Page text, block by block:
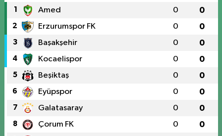
1 Amed 0 0
2 Erzurumspor FK 0 0
3 Başakşehir 0 0
4 Kocaelispor 0 0
5 Beşiktaş 0 0
6 Eyüpspor 0 0
7 Galatasaray 0 0
8 Çorum FK 0 0